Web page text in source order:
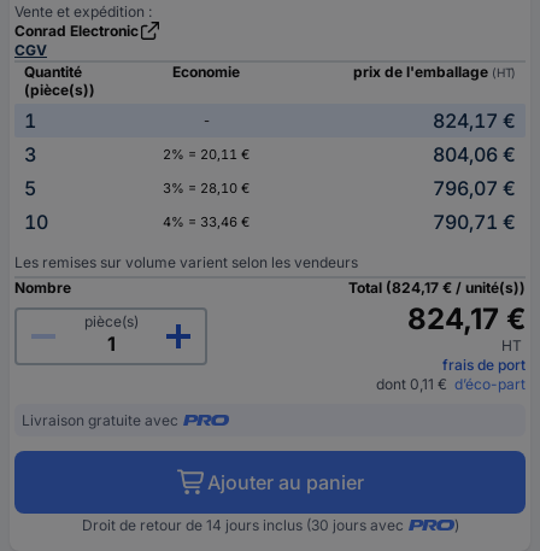
Vente et expédition :
Conrad Electronic
CGV
Quantité
(pièce(s))
Economie prix de l'emballage (HT)
1 -
824,17 €
3
2% = 20,11 €
804,06 €
5
3% = 28,10 €
796,07 €
10
4% = 33,46 € 790,71 €
Les remises sur volume varient selon les vendeurs
Nombre
pièce(s)
Total (824,17 € / unité(s))
824,17 €
HT
frais de port
dont 0,11 € d’éco-part
Livraison gratuite avec
Ajouter au panier
Droit de retour de 14 jours inclus (30 jours avec )